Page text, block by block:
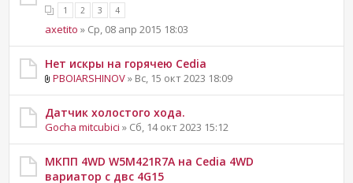
1 2 3 4
axetito » Ср, 08 апр 2015 18:03
Нет искры на горячею Cedia
PBOIARSHINOV» Вс, 15 окт 2023 18:09
Датчик холостого хода.
Gocha mitcubici » Сб, 14 окт 2023 15:12
МКПП 4WD W5M421R7A на Cedia 4WD
вариатор с двс 4G15